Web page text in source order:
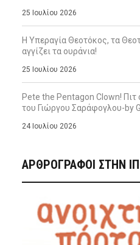
25 Ιουλίου 2026
Η Υπεραγία Θεοτόκος, τα
αγγίζει τα ουράνια!
25 Ιουλίου 2026
Pete the Pentagon Clown!
του Γιώργου Σαράφογλου-by
24 Ιουλίου 2026
ΑΡΘΡΟΓΡΑΦΟΙ ΣΤΗΝ